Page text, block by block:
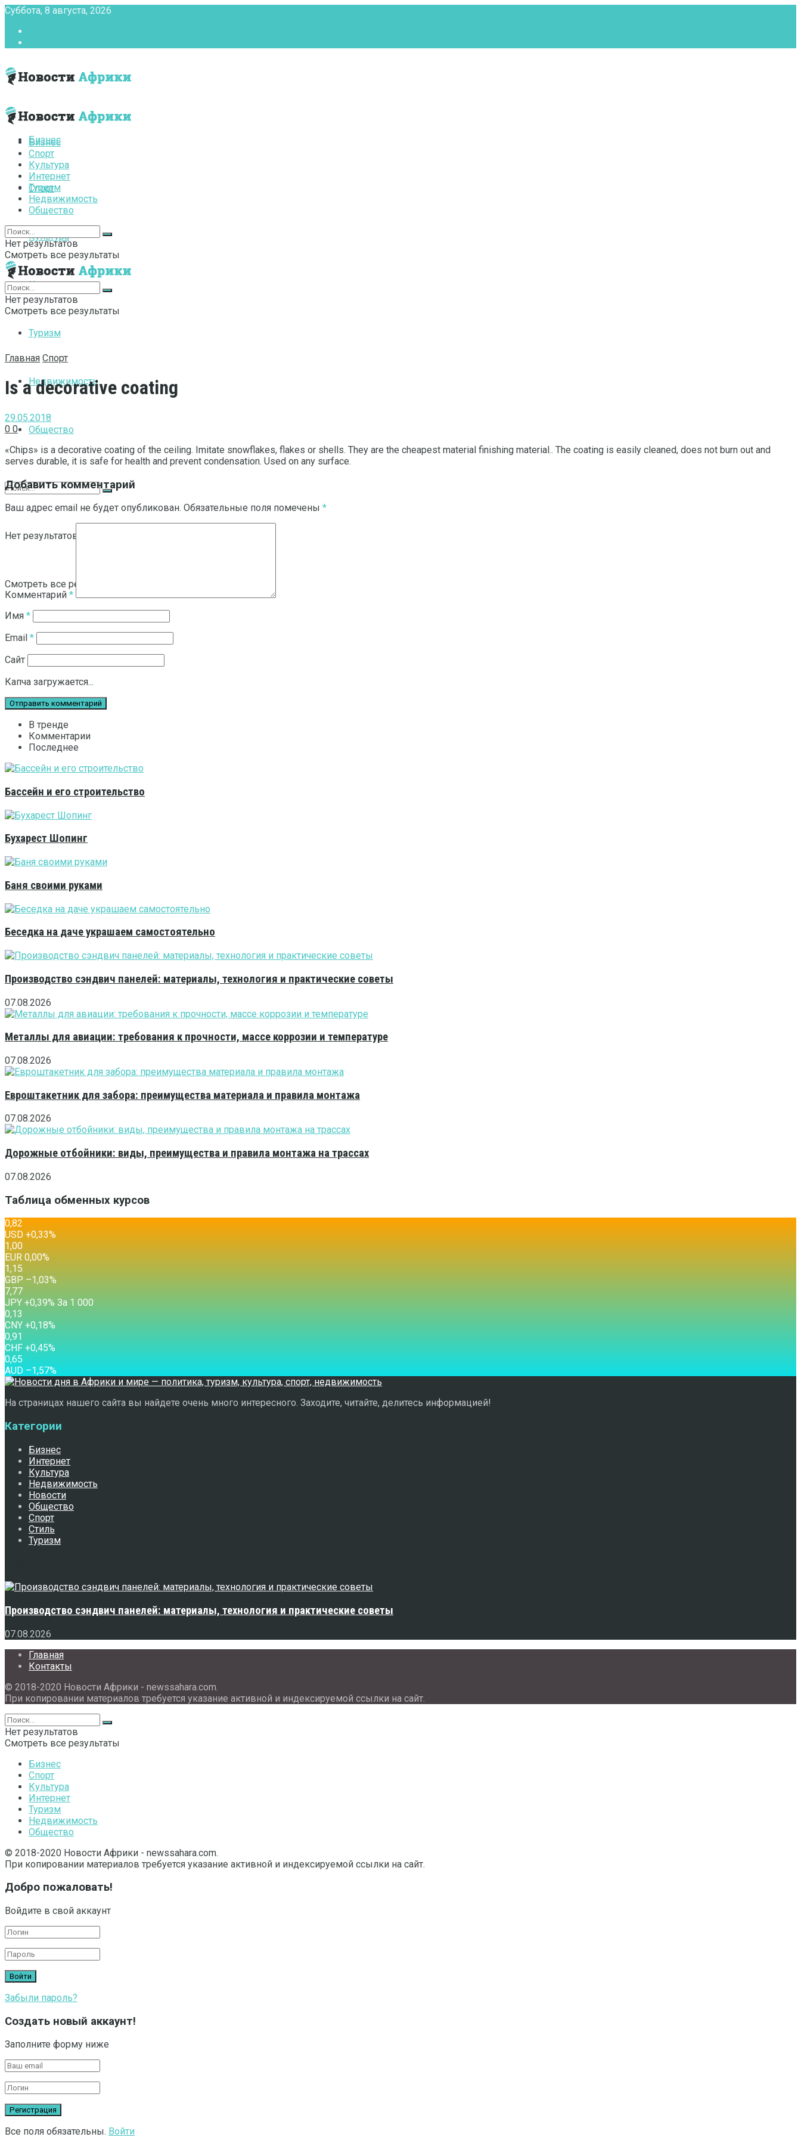
Суббота, 8 августа, 2026
Бизнес
Спорт
Культура
Интернет
Туризм
Недвижимость
Общество
Нет результатов
Смотреть все результаты
Бизнес
Спорт
Культура
Интернет
Туризм
Недвижимость
Общество
Нет результатов
Смотреть все результаты
Нет результатов
Смотреть все результаты
Главная Спорт
Is a decorative coating
29.05.2018
0 0
«Chips» is a decorative coating of the ceiling. Imitate snowflakes, flakes or shells. They are the cheapest material finishing material.. The coating is easily cleaned, does not burn out and
serves durable, it is safe for health and prevent condensation. Used on any surface.
Добавить комментарий
Ваш адрес email не будет опубликован. Обязательные поля помечены *
Комментарий *
Имя *
Email *
Сайт
Капча загружается...
В тренде
Комментарии
Последнее
Бассейн и его строительство
Бухарест Шопинг
Баня своими руками
Беседка на даче украшаем самостоятельно
Производство сэндвич панелей: материалы, технология и практические советы
07.08.2026
Металлы для авиации: требования к прочности, массе коррозии и температуре
07.08.2026
Евроштакетник для забора: преимущества материала и правила монтажа
07.08.2026
Дорожные отбойники: виды, преимущества и правила монтажа на трассах
07.08.2026
Таблица обменных курсов
0,82
USD +0,33%
1,00
EUR 0,00%
1,15
GBP –1,03%
7,77
JPY +0,39% За 1 000
0,13
CNY +0,18%
0,91
CHF +0,45%
0,65
AUD –1,57%
На страницах нашего сайта вы найдете очень много интересного. Заходите, читайте, делитесь информацией!
Категории
Бизнес
Интернет
Культура
Недвижимость
Новости
Общество
Спорт
Стиль
Туризм
Производство сэндвич панелей: материалы, технология и практические советы
07.08.2026
Главная
Контакты
© 2018-2020 Новости Африки - newssahara.com.
При копировании материалов требуется указание активной и индексируемой ссылки на сайт.
Нет результатов
Смотреть все результаты
Бизнес
Спорт
Культура
Интернет
Туризм
Недвижимость
Общество
© 2018-2020 Новости Африки - newssahara.com.
При копировании материалов требуется указание активной и индексируемой ссылки на сайт.
Добро пожаловать!
Войдите в свой аккаунт
Забыли пароль?
Создать новый аккаунт!
Заполните форму ниже
Все поля обязательны. Войти